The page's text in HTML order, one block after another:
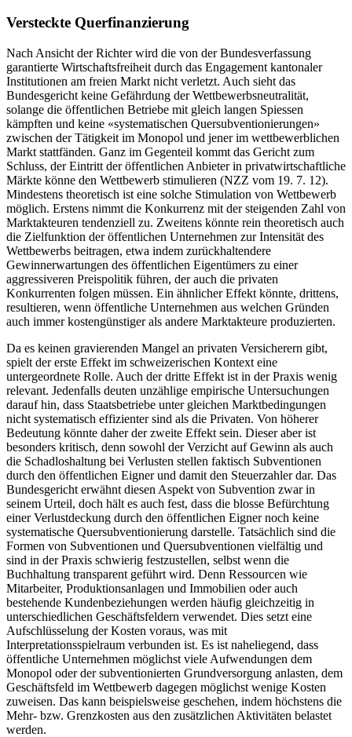
Versteckte Querfinanzierung
Nach Ansicht der Richter wird die von der Bundesverfassung
garantierte Wirtschaftsfreiheit durch das Engagement kantonaler
Institutionen am freien Markt nicht verletzt. Auch sieht das
Bundesgericht keine Gefährdung der Wettbewerbsneutralität,
solange die öffentlichen Betriebe mit gleich langen Spiessen
kämpften und keine «systematischen Quersubventionierungen»
zwischen der Tätigkeit im Monopol und jener im wettbewerblichen
Markt stattfänden. Ganz im Gegenteil kommt das Gericht zum
Schluss, der Eintritt der öffentlichen Anbieter in privatwirtschaftliche
Märkte könne den Wettbewerb stimulieren (NZZ vom 19. 7. 12).
Mindestens theoretisch ist eine solche Stimulation von Wettbewerb
möglich. Erstens nimmt die Konkurrenz mit der steigenden Zahl von
Marktakteuren tendenziell zu. Zweitens könnte rein theoretisch auch
die Zielfunktion der öffentlichen Unternehmen zur Intensität des
Wettbewerbs beitragen, etwa indem zurückhaltendere
Gewinnerwartungen des öffentlichen Eigentümers zu einer
aggressiveren Preispolitik führen, der auch die privaten
Konkurrenten folgen müssen. Ein ähnlicher Effekt könnte, drittens,
resultieren, wenn öffentliche Unternehmen aus welchen Gründen
auch immer kostengünstiger als andere Marktakteure produzierten.
Da es keinen gravierenden Mangel an privaten Versicherern gibt,
spielt der erste Effekt im schweizerischen Kontext eine
untergeordnete Rolle. Auch der dritte Effekt ist in der Praxis wenig
relevant. Jedenfalls deuten unzählige empirische Untersuchungen
darauf hin, dass Staatsbetriebe unter gleichen Marktbedingungen
nicht systematisch effizienter sind als die Privaten. Von höherer
Bedeutung könnte daher der zweite Effekt sein. Dieser aber ist
besonders kritisch, denn sowohl der Verzicht auf Gewinn als auch
die Schadloshaltung bei Verlusten stellen faktisch Subventionen
durch den öffentlichen Eigner und damit den Steuerzahler dar. Das
Bundesgericht erwähnt diesen Aspekt von Subvention zwar in
seinem Urteil, doch hält es auch fest, dass die blosse Befürchtung
einer Verlustdeckung durch den öffentlichen Eigner noch keine
systematische Quersubventionierung darstelle. Tatsächlich sind die
Formen von Subventionen und Quersubventionen vielfältig und
sind in der Praxis schwierig festzustellen, selbst wenn die
Buchhaltung transparent geführt wird. Denn Ressourcen wie
Mitarbeiter, Produktionsanlagen und Immobilien oder auch
bestehende Kundenbeziehungen werden häufig gleichzeitig in
unterschiedlichen Geschäftsfeldern verwendet. Dies setzt eine
Aufschlüsselung der Kosten voraus, was mit
Interpretationsspielraum verbunden ist. Es ist naheliegend, dass
öffentliche Unternehmen möglichst viele Aufwendungen dem
Monopol oder der subventionierten Grundversorgung anlasten, dem
Geschäftsfeld im Wettbewerb dagegen möglichst wenige Kosten
zuweisen. Das kann beispielsweise geschehen, indem höchstens die
Mehr- bzw. Grenzkosten aus den zusätzlichen Aktivitäten belastet
werden.